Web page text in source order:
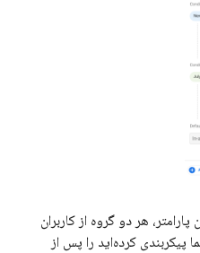
هر دو گروه از کاربران
پیکربندی کرده‌اید را پس از